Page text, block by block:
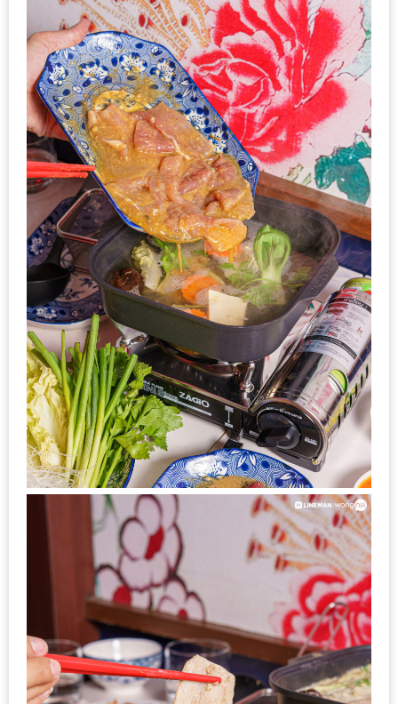
ข้าว
อะไร
เอ่ย
อร่อย
ที่สุด?
งาน
แฟร์
เรื่อง
บ้าน
ที่
ทุก
คน
ต้อง
มา
พบ
สินค้า
เรื่อง
บ้าน
คุ้ม
ครบ
จบ
ที่
เดียว
HOMEPRO
FAIR
2017
เชียงใหม่